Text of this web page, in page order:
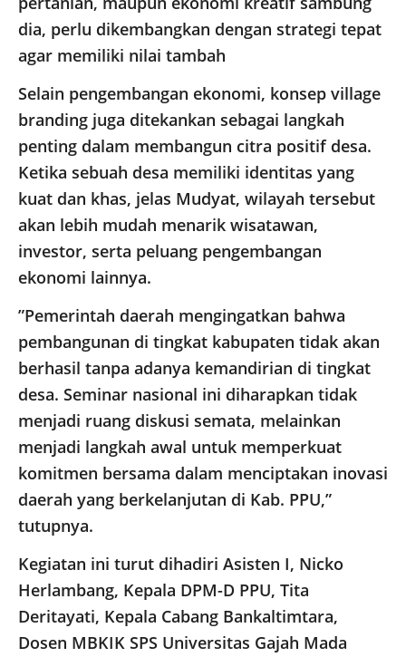
dia, perlu dikembangkan dengan strategi tepat
agar memiliki nilai tambah
Selain pengembangan ekonomi, konsep village
branding juga ditekankan sebagai langkah
penting dalam membangun citra positif desa.
Ketika sebuah desa memiliki identitas yang
kuat dan khas, jelas Mudyat, wilayah tersebut
akan lebih mudah menarik wisatawan,
investor, serta peluang pengembangan
ekonomi lainnya.
”Pemerintah daerah mengingatkan bahwa
pembangunan di tingkat kabupaten tidak akan
berhasil tanpa adanya kemandirian di tingkat
desa. Seminar nasional ini diharapkan tidak
menjadi ruang diskusi semata, melainkan
menjadi langkah awal untuk memperkuat
komitmen bersama dalam menciptakan inovasi
daerah yang berkelanjutan di Kab. PPU,”
tutupnya.
Kegiatan ini turut dihadiri Asisten I, Nicko
Herlambang, Kepala DPM-D PPU, Tita
Deritayati, Kepala Cabang Bankaltimtara,
Dosen MBKIK SPS Universitas Gajah Mada